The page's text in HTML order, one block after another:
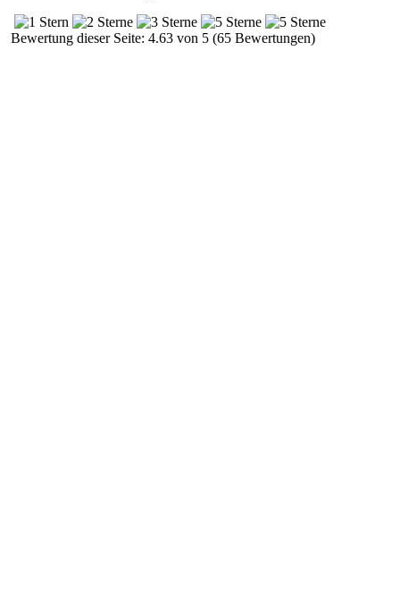
Bewertung dieser Seite: 4.63 von 5 (65 Bewertungen)